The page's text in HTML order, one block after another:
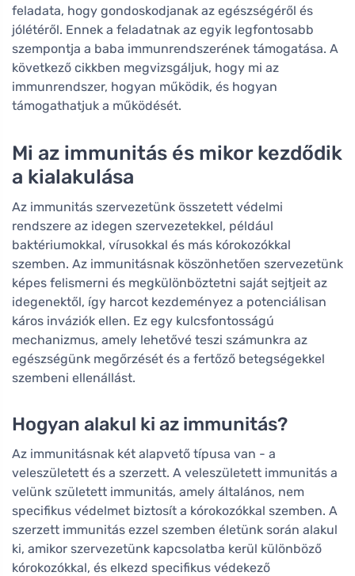
feladata, hogy gondoskodjanak az egészségéről és
jólétéről. Ennek a feladatnak az egyik legfontosabb
szempontja a baba immunrendszerének támogatása. A
következő cikkben megvizsgáljuk, hogy mi az
immunrendszer, hogyan működik, és hogyan
támogathatjuk a működését.
Mi az immunitás és mikor kezdődik
a kialakulása
Az immunitás szervezetünk összetett védelmi
rendszere az idegen szervezetekkel, például
baktériumokkal, vírusokkal és más kórokozókkal
szemben. Az immunitásnak köszönhetően szervezetünk
képes felismerni és megkülönböztetni saját sejtjeit az
idegenektől, így harcot kezdeményez a potenciálisan
káros inváziók ellen. Ez egy kulcsfontosságú
mechanizmus, amely lehetővé teszi számunkra az
egészségünk megőrzését és a fertőző betegségekkel
szembeni ellenállást.
Hogyan alakul ki az immunitás?
Az immunitásnak két alapvető típusa van - a
veleszületett és a szerzett. A veleszületett immunitás a
velünk született immunitás, amely általános, nem
specifikus védelmet biztosít a kórokozókkal szemben. A
szerzett immunitás ezzel szemben életünk során alakul
ki, amikor szervezetünk kapcsolatba kerül különböző
kórokozókkal, és elkezd specifikus védekező